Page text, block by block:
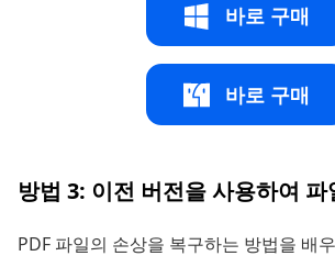
바로 구매
바로 구매
방법 3: 이전 버전을 사용하여
PDF 파일의 손상을 복구하는 방법을 배